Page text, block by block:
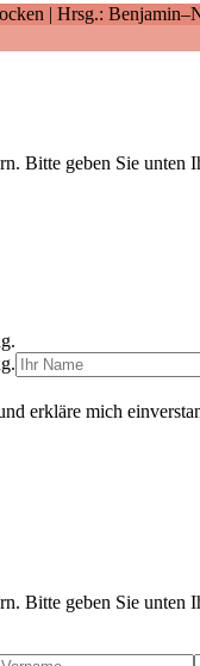
| Hrsg.:
Bitte geben Sie
erkläre mich
Bitte geben Sie